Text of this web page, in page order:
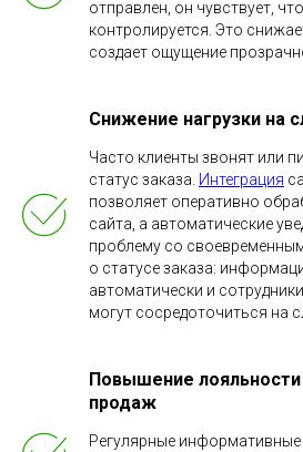
отправлен, он чувствует,
контролируется. Это
создает ощущение
Снижение нагрузки на
Часто клиенты звонят или
статус заказа. Интеграция
позволяет оперативно
сайта, а автоматические
проблему со
о статусе заказа:
автоматически и
могут сосредоточиться на
Повышение
продаж
Регулярные информативные